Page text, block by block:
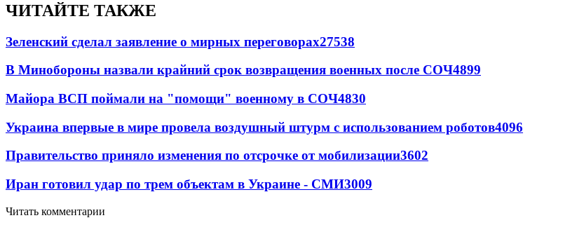
ЧИТАЙТЕ ТАКЖЕ
Зеленский сделал заявление о мирных переговорах27538
В Минобороны назвали крайний срок возвращения военных после СОЧ4899
Майора ВСП поймали на "помощи" военному в СОЧ4830
Украина впервые в мире провела воздушный штурм с использованием роботов4096
Правительство приняло изменения по отсрочке от мобилизации3602
Иран готовил удар по трем объектам в Украине - СМИ3009
Читать комментарии